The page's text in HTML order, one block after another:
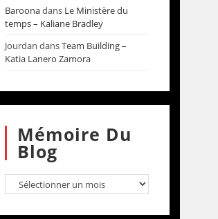
Baroonadans Le Ministère du
temps – Kaliane Bradley
Jourdan dansTeam Building –
Katia Lanero Zamora
Mémoire Du
Blog